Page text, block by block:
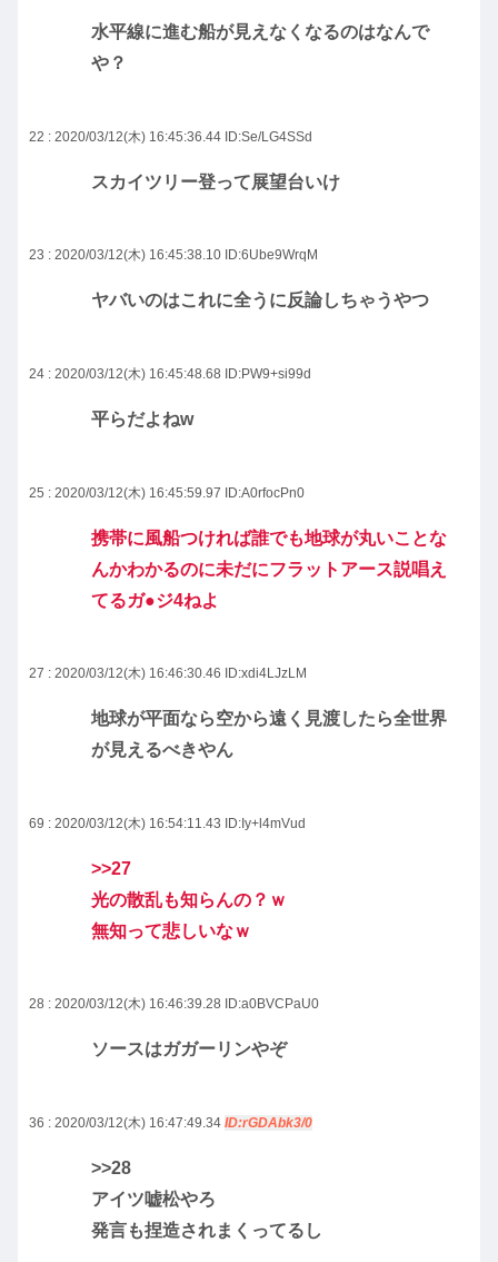
水平線に進む船が見えなくなるのはなんで
や？
22 : 2020/03/12(木) 16:45:36.44 ID:Se/LG4SSd
スカイツリー登って展望台いけ
23 : 2020/03/12(木) 16:45:38.10 ID:6Ube9WrqM
ヤバいのはこれに全うに反論しちゃうやつ
24 : 2020/03/12(木) 16:45:48.68 ID:PW9+si99d
平らだよねw
25 : 2020/03/12(木) 16:45:59.97 ID:A0rfocPn0
携帯に風船つければ誰でも地球が丸いことな
んかわかるのに未だにフラットアース説唱え
てるガ●ジ4ねよ
27 : 2020/03/12(木) 16:46:30.46 ID:xdi4LJzLM
地球が平面なら空から遠く見渡したら全世界
が見えるべきやん
69 : 2020/03/12(木) 16:54:11.43 ID:Iy+l4mVud
>>27
光の散乱も知らんの？ｗ
無知って悲しいなｗ
28 : 2020/03/12(木) 16:46:39.28 ID:a0BVCPaU0
ソースはガガーリンやぞ
36 : 2020/03/12(木) 16:47:49.34 ID:rGDAbk3/0
>>28
アイツ嘘松やろ
発言も捏造されまくってるし